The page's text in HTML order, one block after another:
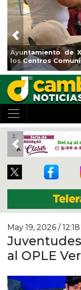
Municipio
el boulevard 5 de
Previous
Previous
May 19, 2026 / 12:18
al OPLE